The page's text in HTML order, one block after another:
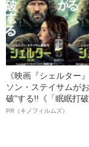
《映画『シェルター
ソン・ステイサムが
破”する!!《「眠眠打
ボ》
PR（キノフィルムズ）